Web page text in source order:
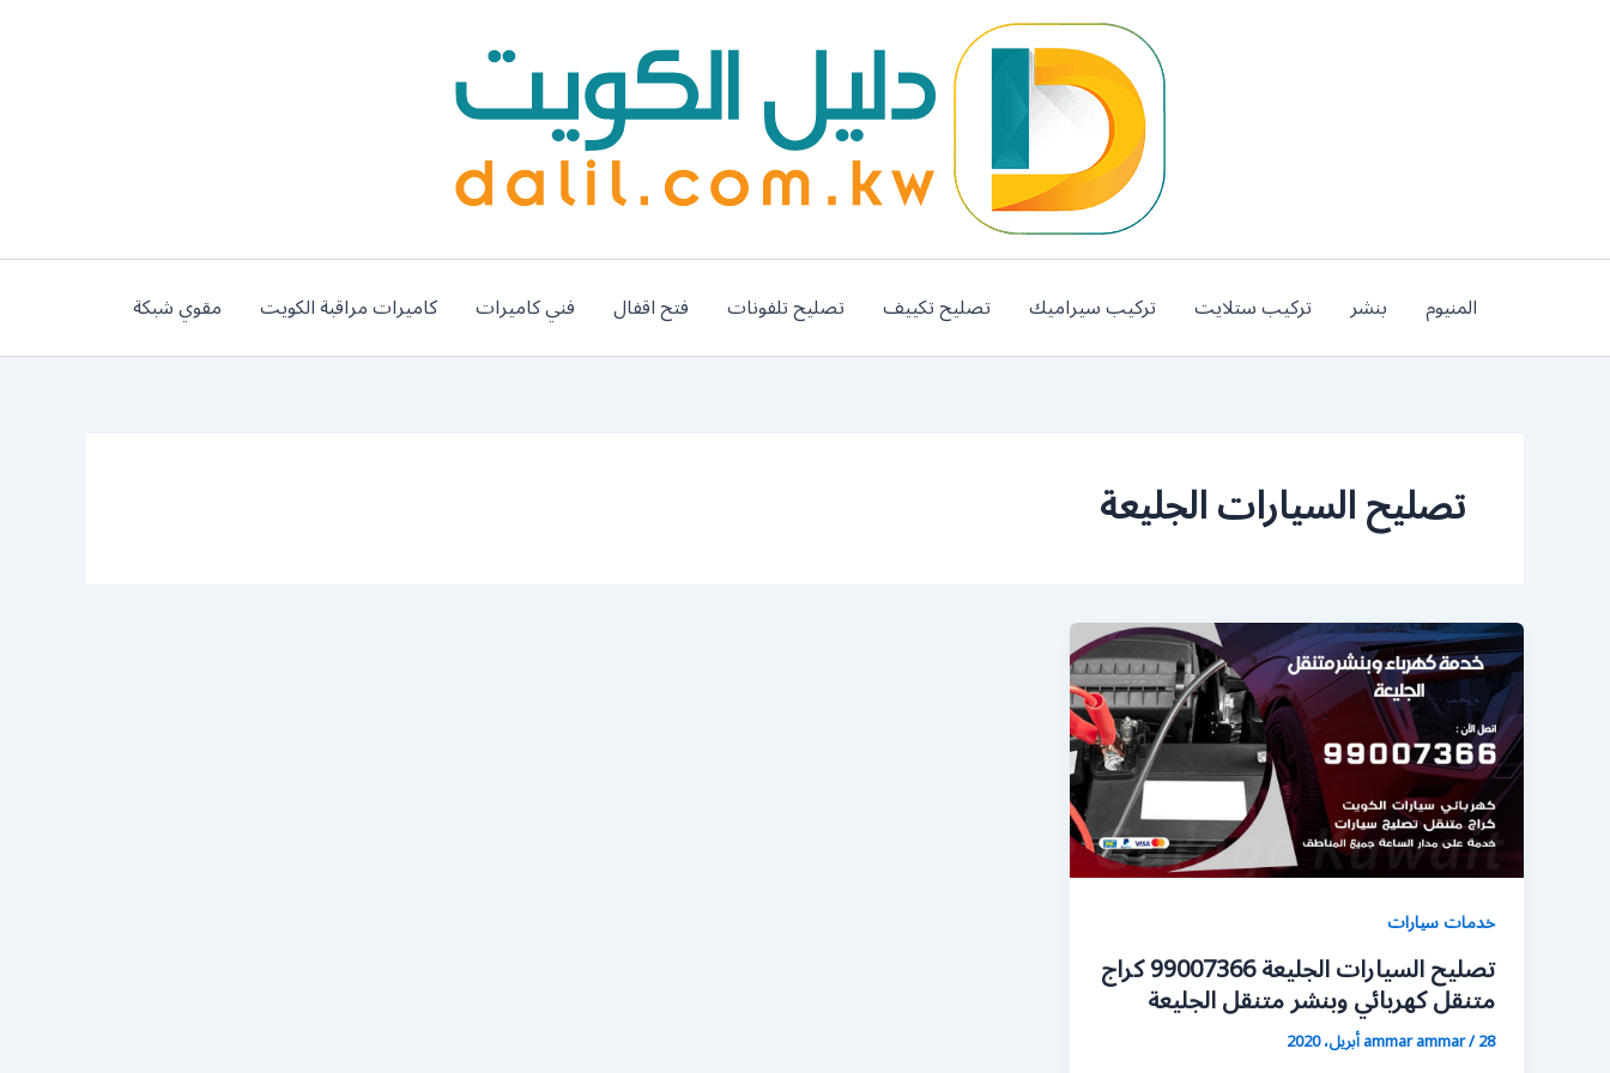
المنيوم بنشر تركيب ستلايت تركيب سيراميك تصليح تكييف تصليح تلفونات فتح اقفال فني كاميرات كاميرات مراقبة الكويت مقوي شبكة
تصليح السيارات الجليعة
خدمات سيارات
تصليح السيارات الجليعة 99007366 كراج
متنقل كهربائي وبنشر متنقل الجليعة
ammar ammar/28 أبريل، 2020